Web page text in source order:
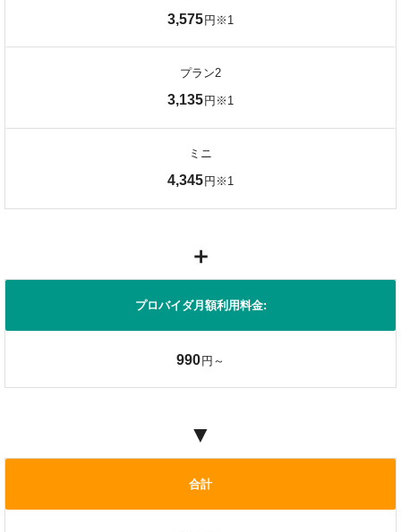
3,575 円※1
プラン2
3,135 円※1
ミニ
4,345 円※1
＋
プロバイダ月額利用料金:
990 円～
▼
合計